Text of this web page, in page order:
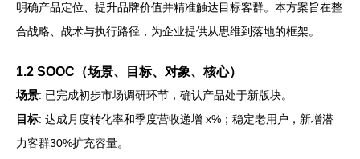
明确产品定位、提升品牌价值并精准触达目标客群。本方案旨在整
合战略、战术与执行路径，为企业提供从思维到落地的框架。
1.2 SOOC（场景、目标、对象、核心）
场景: 已完成初步市场调研环节，确认产品处于新版块。
目标: 达成月度转化率和季度营收递增 x%；稳定老用户，新增潜
力客群30%扩充容量。